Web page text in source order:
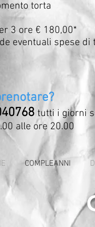
torta
3 ore € 180,00*
eventuali spese di
tutti i giorni
alle ore 20.00
COMPLEANNI